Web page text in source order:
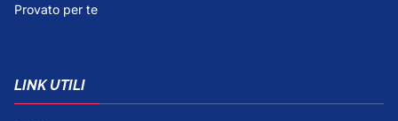
Provato per te
LINK UTILI